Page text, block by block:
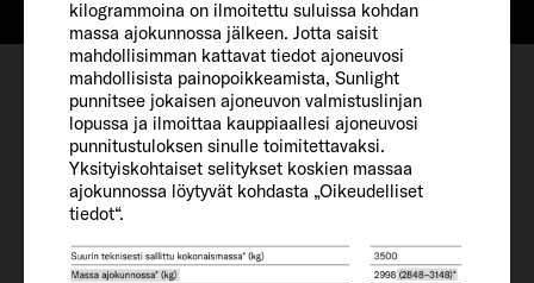
kilogrammoina on ilmoitettu suluissa kohdan
massa ajokunnossa jälkeen. Jotta saisit
mahdollisimman kattavat tiedot ajoneuvosi
mahdollisista painopoikkeamista, Sunlight
punnitsee jokaisen ajoneuvon valmistuslinjan
lopussa ja ilmoittaa kauppiaallesi ajoneuvosi
punnitustuloksen sinulle toimitettavaksi.
Yksityiskohtaiset selitykset koskien massaa
ajokunnossa löytyvät kohdasta „Oikeudelliset
tiedot“.
Konfiguroi
Nähtävilläoloaika
Suosikit